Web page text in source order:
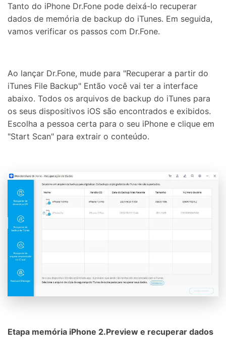
Tanto do iPhone Dr.Fone pode deixá-lo recuperar
dados de memória de backup do iTunes. Em seguida,
vamos verificar os passos com Dr.Fone.
Ao lançar Dr.Fone, mude para "Recuperar a partir do
iTunes File Backup" Então você vai ter a interface
abaixo. Todos os arquivos de backup do iTunes para
os seus dispositivos iOS são encontrados e exibidos.
Escolha a pessoa certa para o seu iPhone e clique em
"Start Scan" para extrair o conteúdo.
Etapa memória iPhone 2.Preview e recuperar dados